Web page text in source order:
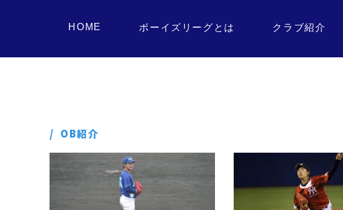
HOME ボーイズリーグとは クラブ紹介
OB紹介